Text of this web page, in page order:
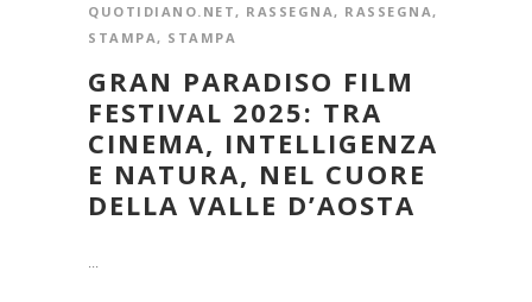
QUOTIDIANO.NET, RASSEGNA, RASSEGNA,
STAMPA, STAMPA
GRAN PARADISO FILM
FESTIVAL 2025: TRA
CINEMA, INTELLIGENZA
E NATURA, NEL CUORE
DELLA VALLE D’AOSTA
...